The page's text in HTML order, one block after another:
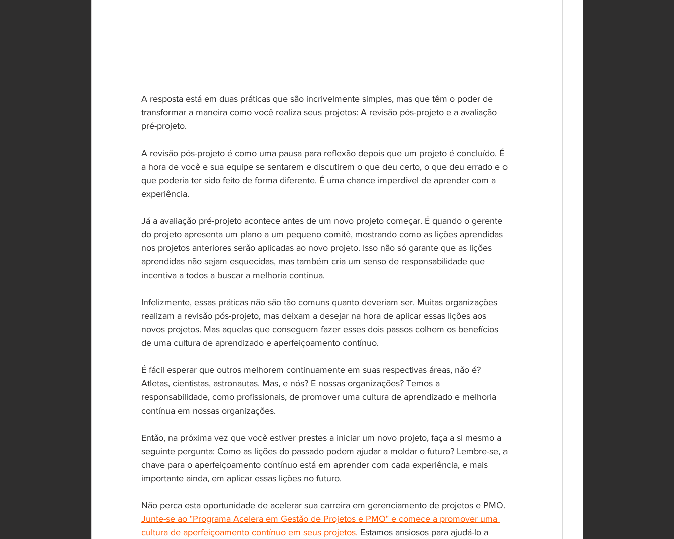
A resposta está em duas práticas que são incrivelmente simples, mas que têm o poder de
transformar a maneira como você realiza seus projetos: A revisão pós-projeto e a avaliação
pré-projeto.
A revisão pós-projeto é como uma pausa para reflexão depois que um projeto é concluído. É
a hora de você e sua equipe se sentarem e discutirem o que deu certo, o que deu errado e o
que poderia ter sido feito de forma diferente. É uma chance imperdível de aprender com a
experiência.
Já a avaliação pré-projeto acontece antes de um novo projeto começar. É quando o gerente
do projeto apresenta um plano a um pequeno comitê, mostrando como as lições aprendidas
nos projetos anteriores serão aplicadas ao novo projeto. Isso não só garante que as lições
aprendidas não sejam esquecidas, mas também cria um senso de responsabilidade que
incentiva a todos a buscar a melhoria contínua.
Infelizmente, essas práticas não são tão comuns quanto deveriam ser. Muitas organizações
realizam a revisão pós-projeto, mas deixam a desejar na hora de aplicar essas lições aos
novos projetos. Mas aquelas que conseguem fazer esses dois passos colhem os benefícios
de uma cultura de aprendizado e aperfeiçoamento contínuo.
É fácil esperar que outros melhorem continuamente em suas respectivas áreas, não é?
Atletas, cientistas, astronautas. Mas, e nós? E nossas organizações? Temos a
responsabilidade, como profissionais, de promover uma cultura de aprendizado e melhoria
contínua em nossas organizações.
Então, na próxima vez que você estiver prestes a iniciar um novo projeto, faça a si mesmo a
seguinte pergunta: Como as lições do passado podem ajudar a moldar o futuro? Lembre-se, a
chave para o aperfeiçoamento contínuo está em aprender com cada experiência, e mais
importante ainda, em aplicar essas lições no futuro.
Não perca esta oportunidade de acelerar sua carreira em gerenciamento de projetos e PMO.
Junte-se ao "Programa Acelera em Gestão de Projetos e PMO" e comece a promover uma
cultura de aperfeiçoamento contínuo em seus projetos. Estamos ansiosos para ajudá-lo a